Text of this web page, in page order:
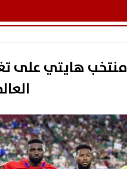
منتخب هايتي على